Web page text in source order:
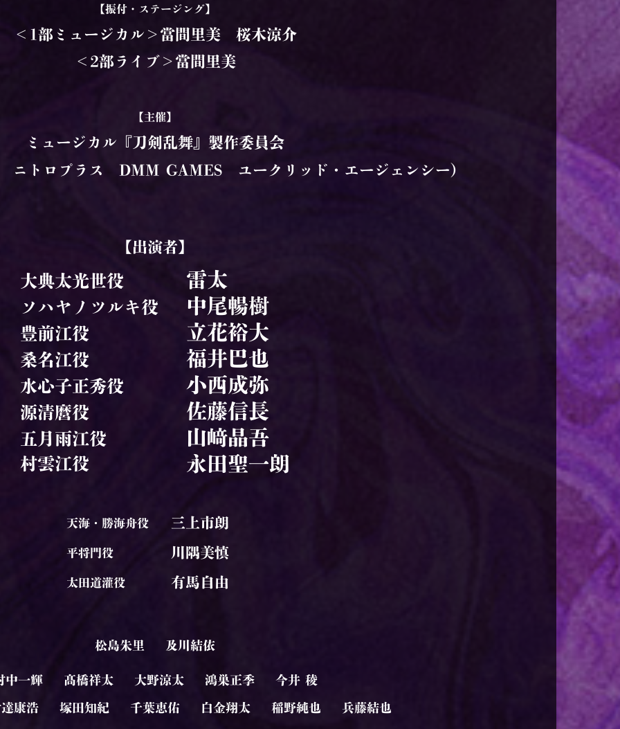
【振付・ステージング】
＜1部ミュージカル＞當間里美 桜木涼介
＜2部ライブ＞當間里美
【主催】
ミュージカル『刀剣乱舞』製作委員会
ニトロプラス DMM GAMES ユークリッド・エージェンシー）
【出演者】
大典太光世役 雷太
ソハヤノツルキ役 中尾暢樹
豊前江役 立花裕大
桑名江役 福井巴也
水心子正秀役 小西成弥
源清麿役 佐藤信長
五月雨江役 山﨑晶吾
村雲江役 永田聖一朗
天海・勝海舟役 三上市朗
平将門役 川隅美慎
太田道灌役 有馬自由
松島朱里 及川結依
中一輝 髙橋祥太 大野涼太 鴻巣正季 今井 稜
康浩 塚田知紀 千葉恵佑 白金翔太 稲野純也 兵藤結也